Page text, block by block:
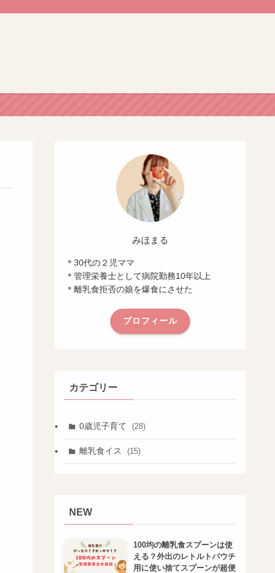
みほまる
＊30代の２児ママ
＊管理栄養士として病院勤務10年以上
＊離乳食拒否の娘を爆食にさせた
プロフィール
カテゴリー
0歳児子育て (28)
離乳食イス (15)
NEW
100均の離乳食スプーンは使
える？外出のレトルトパウチ
用に使い捨てスプーンが超便